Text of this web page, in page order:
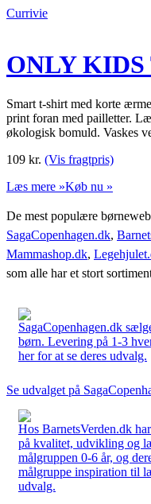
Currivie
ONLY KIDS
Smart t-shirt med korte
print foran med pailletter.
økologisk bomuld. Vaskes
109 kr. (Vis fragtpris)
Læs mere »Køb nu »
De mest populære
SagaCopenhagen.dk,
Mammashop.dk,
som alle har et stort
SagaCopenhagen.dk
børn. Levering på 1-3
her for at se deres udvalg.
Se udvalget på
Hos BarnetsVerden.dk
på kvalitet, udvikling og
målgruppen 0-6 år, og
målgruppe inspiration til
udvalg.